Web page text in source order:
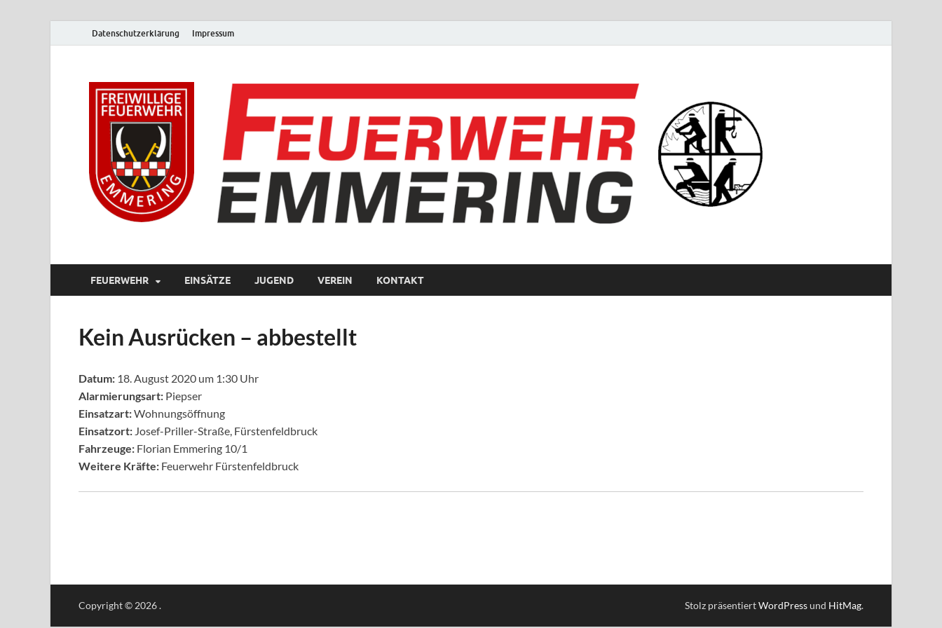
Datenschutzerklärung Impressum
FEUERWEHR EINSÄTZE JUGEND VEREIN KONTAKT
Kein Ausrücken – abbestellt
Datum: 18. August 2020 um 1:30 Uhr
Alarmierungsart: Piepser
Einsatzart:Wohnungsöffnung
Einsatzort: Josef-Priller-Straße, Fürstenfeldbruck
Fahrzeuge: Florian Emmering 10/1
Weitere Kräfte: Feuerwehr Fürstenfeldbruck
Copyright © 2026. Stolz präsentiertWordPressund HitMag.